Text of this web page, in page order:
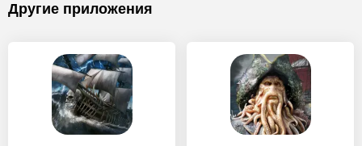
Другие приложения